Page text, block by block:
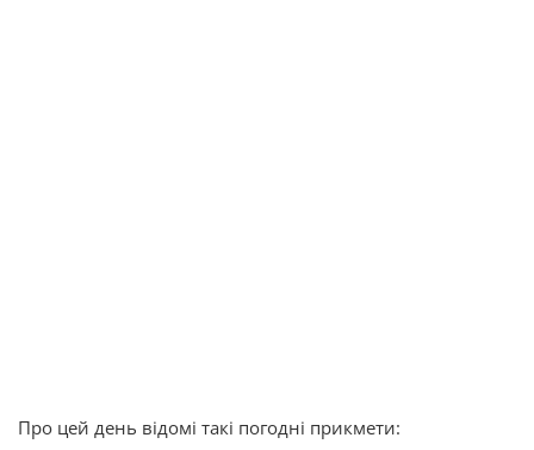
Про цей день відомі такі погодні прикмети: